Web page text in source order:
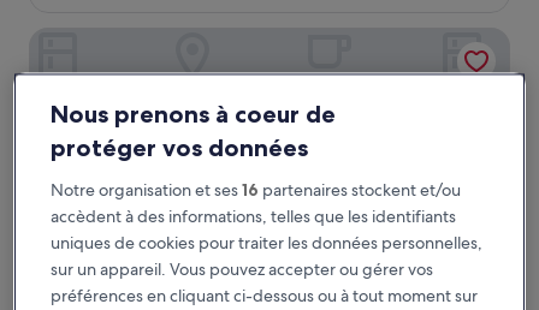
de
367 €
Nous prenons à coeur de
protéger vos données
Notre organisation et ses16 partenaires stockent et/ou
accèdent à des informations, telles que les identifiants
uniques de cookies pour traiter les données personnelles,
sur un appareil. Vous pouvez accepter ou gérer vos
préférences en cliquant ci-dessous ou à tout moment sur